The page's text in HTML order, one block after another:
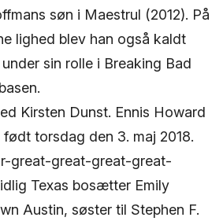
søn i Maestrul (2012). På
lighed blev han også kaldt
sin rolle i Breaking Bad
Kirsten Dunst. Ennis Howard
født torsdag den 3. maj 2018.
great-great-great-great-
Texas bosætter Emily
Austin, søster til Stephen F.